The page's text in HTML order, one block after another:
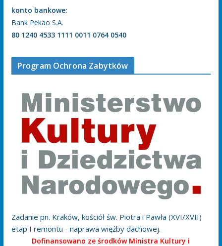
konto bankowe:
Bank Pekao S.A.
80 1240 4533 1111 0011 0764 0540
Program Ochrona Zabytków
Zadanie pn. Kraków, kościół św. Piotra i Pawła (XVI/XVII)
etap I remontu - naprawa więźby dachowej.
Dofinansowano ze środków Ministra Kultury i